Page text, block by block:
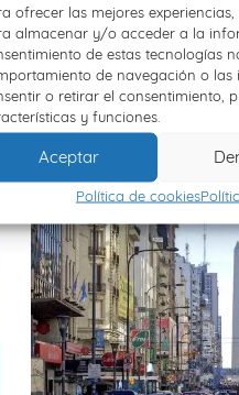
ofrecer las mejores
almacenar y/o acceder a la
de estas tecnologías
de navegación o las
o retirar el consentimiento,
y funciones.
Aceptar
Política de cookies
11 días / 9 noches
Grandes ciudades como
Angeles y espacios
de la Muerte o el Parque